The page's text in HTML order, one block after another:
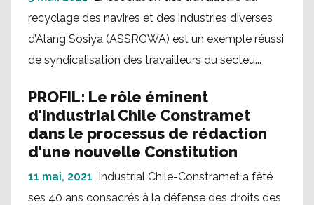
recyclage des navires et des industries diverses
d’Alang Sosiya (ASSRGWA) est un exemple réussi
de syndicalisation des travailleurs du secteu...
PROFIL: Le rôle éminent
d'Industrial Chile Constramet
dans le processus de rédaction
d'une nouvelle Constitution
11 mai, 2021 Industrial Chile-Constramet a fêté
ses 40 ans consacrés à la défense des droits des